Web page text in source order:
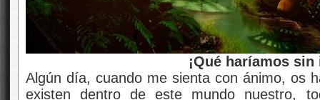
¡Qué haríamos sin
Algún día, cuando me sienta con ánimo, os
existen dentro de este mundo nuestro,